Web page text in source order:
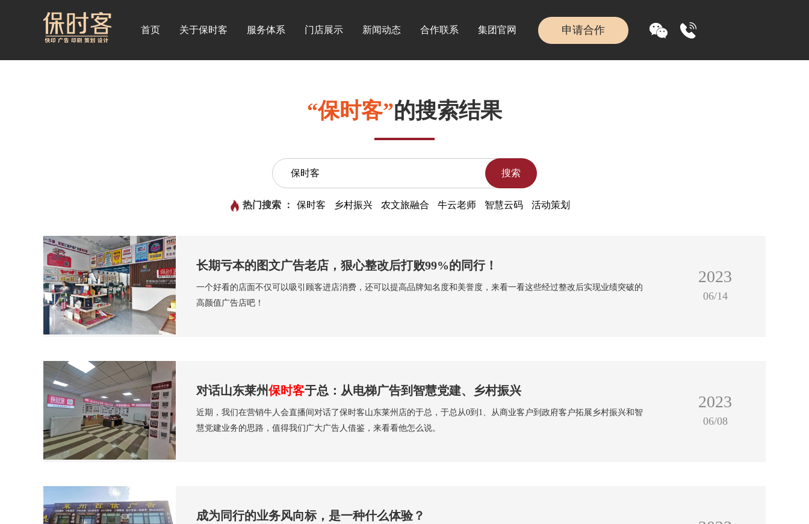
首页 关于保时客 服务体系 门店展示 新闻动态 合作联系 集团官网 申请合作
“保时客”的搜索结果
搜索
热门搜索 ： 保时客 乡村振兴 农文旅融合 牛云老师 智慧云码 活动策划
长期亏本的图文广告老店，狠心整改后打败99%的同行！
一个好看的店面不仅可以吸引顾客进店消费，还可以提高品牌知名度和美誉度，来看一看这些经过整改后实现业绩突破的
高颜值广告店吧！
2023
06/14
对话山东莱州保时客于总：从电梯广告到智慧党建、乡村振兴
近期，我们在营销牛人会直播间对话了保时客山东莱州店的于总，于总从0到1、从商业客户到政府客户拓展乡村振兴和智
慧党建业务的思路，值得我们广大广告人借鉴，来看看他怎么说。
2023
06/08
成为同行的业务风向标，是一种什么体验？